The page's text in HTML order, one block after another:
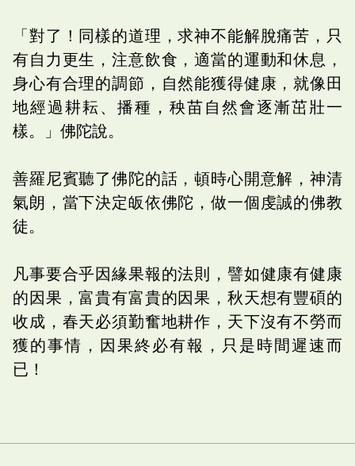
「對了！同樣的道理，求神不能解脫痛苦，只
有自力更生，注意飲食，適當的運動和休息，
身心有合理的調節，自然能獲得健康，就像田
地經過耕耘、播種，秧苗自然會逐漸茁壯一
樣。」佛陀說。
善羅尼賓聽了佛陀的話，頓時心開意解，神清
氣朗，當下決定皈依佛陀，做一個虔誠的佛教
徒。
凡事要合乎因緣果報的法則，譬如健康有健康
的因果，富貴有富貴的因果，秋天想有豐碩的
收成，春天必須勤奮地耕作，天下沒有不勞而
獲的事情，因果終必有報，只是時間遲速而
已！